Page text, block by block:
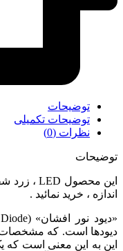
توضیحات
توضیحات تکمیلی
نظرات (0)
توضیحات
اندازه ، خرید نمائید .
دیودها است. که مشخصات